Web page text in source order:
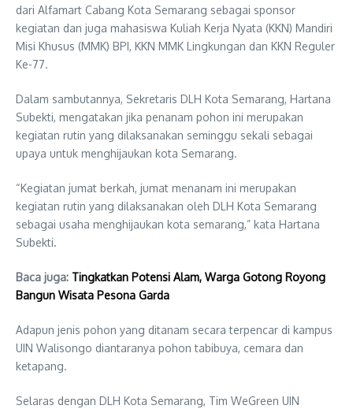
dari Alfamart Cabang Kota Semarang sebagai sponsor
kegiatan dan juga mahasiswa Kuliah Kerja Nyata (KKN) Mandiri
Misi Khusus (MMK) BPI, KKN MMK Lingkungan dan KKN Reguler
Ke-77.
Dalam sambutannya, Sekretaris DLH Kota Semarang, Hartana
Subekti, mengatakan jika penanam pohon ini merupakan
kegiatan rutin yang dilaksanakan seminggu sekali sebagai
upaya untuk menghijaukan kota Semarang.
“Kegiatan jumat berkah, jumat menanam ini merupakan
kegiatan rutin yang dilaksanakan oleh DLH Kota Semarang
sebagai usaha menghijaukan kota semarang,” kata Hartana
Subekti.
Baca juga: Tingkatkan Potensi Alam, Warga Gotong Royong
Bangun Wisata Pesona Garda
Adapun jenis pohon yang ditanam secara terpencar di kampus
UIN Walisongo diantaranya pohon tabibuya, cemara dan
ketapang.
Selaras dengan DLH Kota Semarang, Tim WeGreen UIN